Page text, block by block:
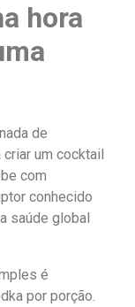
hora
de
um cocktail
com
conhecido
saúde global
é
por porção.